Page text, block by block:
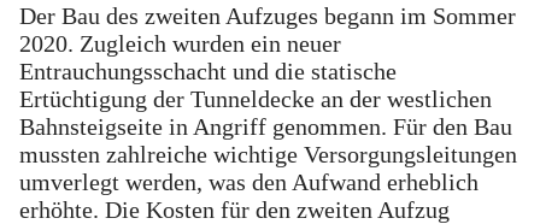
Der Bau des zweiten Aufzuges begann im Sommer
2020. Zugleich wurden ein neuer
Entrauchungsschacht und die statische
Ertüchtigung der Tunneldecke an der westlichen
Bahnsteigseite in Angriff genommen. Für den Bau
mussten zahlreiche wichtige Versorgungsleitungen
umverlegt werden, was den Aufwand erheblich
erhöhte. Die Kosten für den zweiten Aufzug